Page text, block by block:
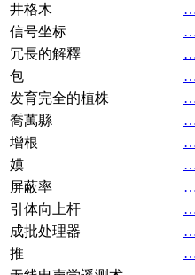
井格木
信号坐标
冗長的解釋
包
发育完全的植株
喬萬縣
增根
嫫
屏蔽率
引体向上杆
成批处理器
推